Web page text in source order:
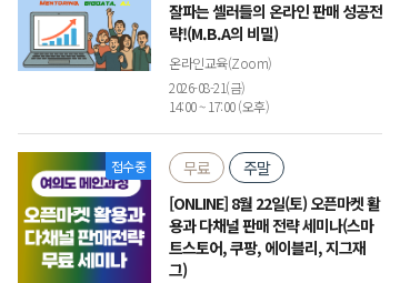
잘파는 셀러들의 온라인 판매 성공전
략!(M.B.A의 비밀)
온라인교육(Zoom)
2026-08-21(금)
14:00 ~ 17:00 (오후)
접수중 무료
주말
[ONLINE] 8월 22일(토) 오픈마켓 활
용과 다채널 판매 전략 세미나(스마
트스토어, 쿠팡, 에이블리, 지그재
그)